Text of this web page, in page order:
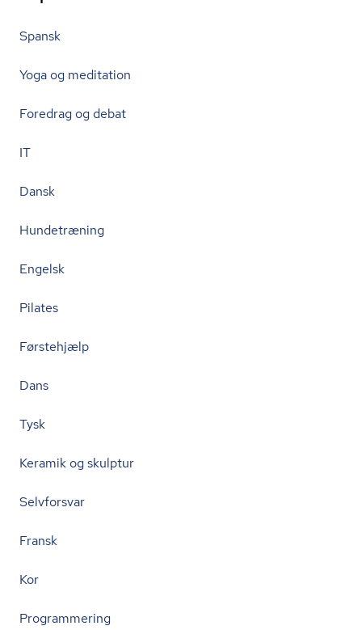
Spansk
Yoga og meditation
Foredrag og debat
IT
Dansk
Hundetræning
Engelsk
Pilates
Førstehjælp
Dans
Tysk
Keramik og skulptur
Selvforsvar
Fransk
Kor
Programmering